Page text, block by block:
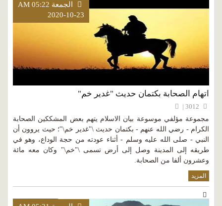
الجمعة AM 05:22
2020-10-23
اتهام الصحابة بكتمان حديث "غدير خم"
مجموعة مؤلفي موسوعة بيان الاسلام يتهم بعض المشككين الصحابة
الكرام - رضي الله عنهم - بكتمان حديث \"غدير خم\"؛ حيث يروون أن
النبي - صلى الله عليه وسلم - أثناء عودته من حجة الوداع، وهو في
طريقه إلى المدينة وصل إلى أرض تسمى \"خم\" وكان معه مائة
وعشرون ألفا من الصحابة.
المزيد